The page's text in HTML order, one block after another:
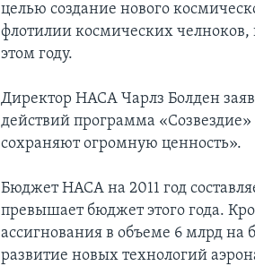
целью создание нового
флотилии космических челноков,
этом году.
Директор НАСА Чарлз Болден
действий программа
сохраняют огромную ценность».
Бюджет НАСА на 2011 год
превышает бюджет этого года.
ассигнования в объеме 6 млрд на
развитие новых технологий